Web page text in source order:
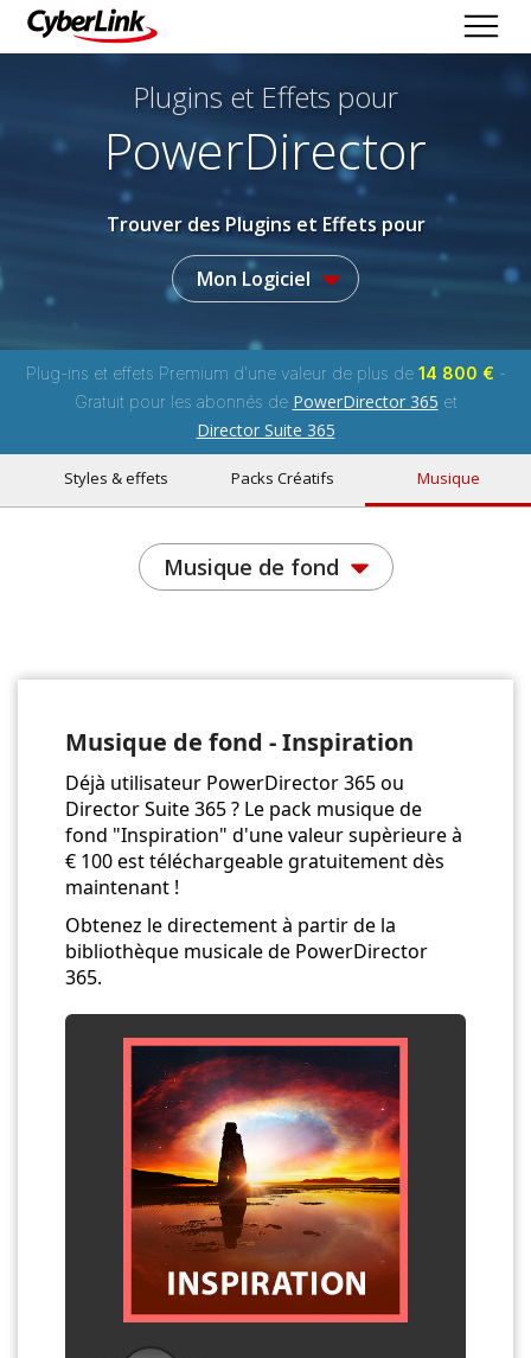
Plugins et Effets pour
PowerDirector
Trouver des Plugins et Effets pour
Mon Logiciel
Plug-ins et effets Premium d'une valeur de plus de 14 800 € -
Gratuit pour les abonnés de PowerDirector 365 et
Director Suite 365
Styles & effets Packs Créatifs Musique
Musique de fond
Musique de fond - Inspiration
Déjà utilisateur PowerDirector 365 ou
Director Suite 365 ? Le pack musique de
fond "Inspiration" d'une valeur supèrieure à
€ 100 est téléchargeable gratuitement dès
maintenant !
Obtenez le directement à partir de la
bibliothèque musicale de PowerDirector
365.